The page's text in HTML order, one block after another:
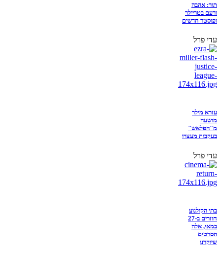
תור: אהבה
ורעם בטריילר
ופוסטר חדשים
עדי פרל
עזרא מילר
מושעה
מ"הפלאש"
בעקבות מעצרו
עדי פרל
בתי הקולנוע
חוזרים ב-27
במאי, אלה
הסרטים
שיוקרנו